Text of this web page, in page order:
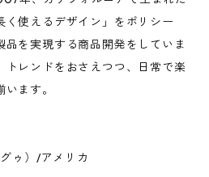
く使えるデザイン」をポリシー
品を実現する商品開発をしていま
トレンドをおさえつつ、日常で楽
ます。
ゥ）/アメリカ